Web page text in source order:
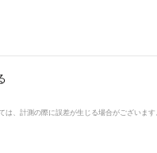
は、計測の際に誤差が生じる場合がございます